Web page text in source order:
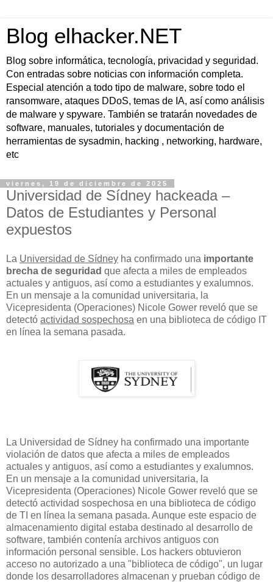
Blog elhacker.NET
Blog sobre informática, tecnología, privacidad y seguridad.
Con entradas sobre noticias con información completa.
Especial atención a todo tipo de malware, sobre todo el
ransomware, ataques DDoS, temas de IA, así como análisis
de malware y spyware. También se tratarán novedades de
software, manuales, tutoriales y documentación de
herramientas de sysadmin, hacking , networking, hardware,
etc
viernes, 19 de diciembre de 2025
Universidad de Sídney hackeada –
Datos de Estudiantes y Personal
expuestos
La Universidad de Sídney ha confirmado una importante
brecha de seguridad que afecta a miles de empleados
actuales y antiguos, así como a estudiantes y exalumnos.
En un mensaje a la comunidad universitaria, la
Vicepresidenta (Operaciones) Nicole Gower reveló que se
detectó actividad sospechosa en una biblioteca de código IT
en línea la semana pasada.
La Universidad de Sídney ha confirmado una importante
violación de datos que afecta a miles de empleados
actuales y antiguos, así como a estudiantes y exalumnos.
En un mensaje a la comunidad universitaria, la
Vicepresidenta (Operaciones) Nicole Gower reveló que se
detectó actividad sospechosa en una biblioteca de código
de TI en línea la semana pasada. Aunque este espacio de
almacenamiento digital estaba destinado al desarrollo de
software, también contenía archivos antiguos con
información personal sensible. Los hackers obtuvieron
acceso no autorizado a una "biblioteca de código", un lugar
donde los desarrolladores almacenan y prueban código de